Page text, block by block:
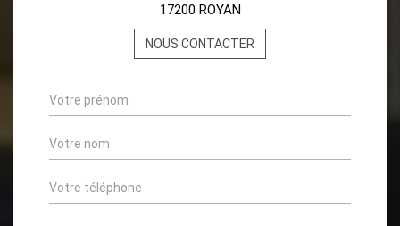
17200 ROYAN
NOUS CONTACTER